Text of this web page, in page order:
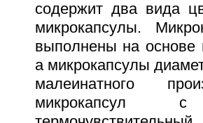
содержит два вида
микрокапсулы.
выполнены на
а микрокапсулы
малеинатного
микрокапсул с